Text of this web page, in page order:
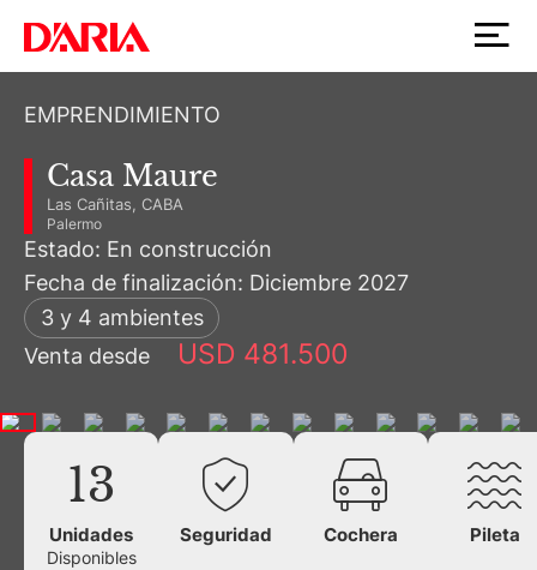
EMPRENDIMIENTO
Casa Maure
Las Cañitas, CABA
Palermo
Estado: En construcción
Fecha de finalización: Diciembre 2027
3 y 4 ambientes
Venta desde
USD 481.500
13
Unidades
Disponibles
Seguridad Cochera Pileta